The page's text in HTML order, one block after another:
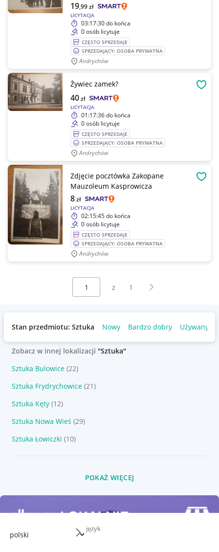
język
LICYTACJA
19,99zł
03:17:30do końca
0 osób licytuje
CZĘSTO SPRZEDAJE
SPRZEDAJĄCY: OSOBA PRYWATNA
Andrychów
Żywiec zamek?
LICYTACJA
40zł
01:17:36do końca
0 osób licytuje
CZĘSTO SPRZEDAJE
SPRZEDAJĄCY: OSOBA PRYWATNA
Andrychów
Zdjęcie pocztówka Zakopane
Mauzoleum Kasprowicza
LICYTACJA
8zł
02:15:45do końca
0 osób licytuje
CZĘSTO SPRZEDAJE
SPRZEDAJĄCY: OSOBA PRYWATNA
Andrychów
Wybierz stronę:
z 1 Następna strona
Stan przedmiotu: Sztuka Nowy Bardzo dobry Używany
Zobacz w innej lokalizacji "Sztuka"
Sztuka Bulowice (22)
Sztuka Frydrychowice (21)
Sztuka Kęty (12)
Sztuka Nowa Wieś (29)
Sztuka Łowiczki (10)
POKAŻ WIĘCEJ